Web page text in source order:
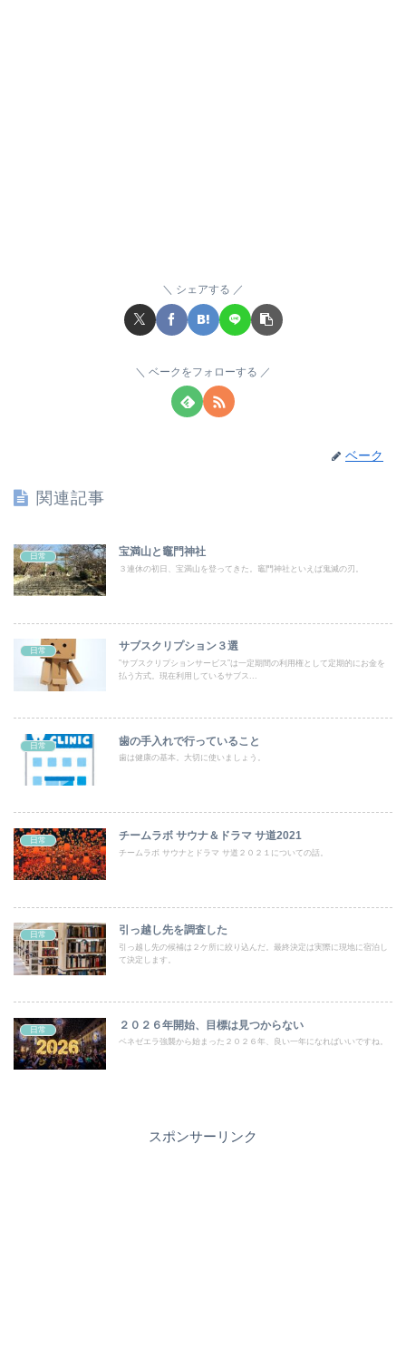
シェアする
ベークをフォローする
ベーク
関連記事
日常 宝満山と竈門神社
３連休の初日、宝満山を登ってきた。竈門神社といえば鬼滅の刃。
日常 サブスクリプション３選
”サブスクリプションサービス”は一定期間の利用権として定期的にお金を
払う方式。現在利用しているサブス...
日常 歯の手入れで行っていること
歯は健康の基本。大切に使いましょう。
日常 チームラボ サウナ＆ドラマ サ道2021
チームラボ サウナとドラマ サ道２０２１についての話。
日常 引っ越し先を調査した
引っ越し先の候補は２ケ所に絞り込んだ。最終決定は実際に現地に宿泊し
て決定します。
日常 ２０２６年開始、目標は見つからない
ベネゼエラ強襲から始まった２０２６年、良い一年になればいいですね。
スポンサーリンク